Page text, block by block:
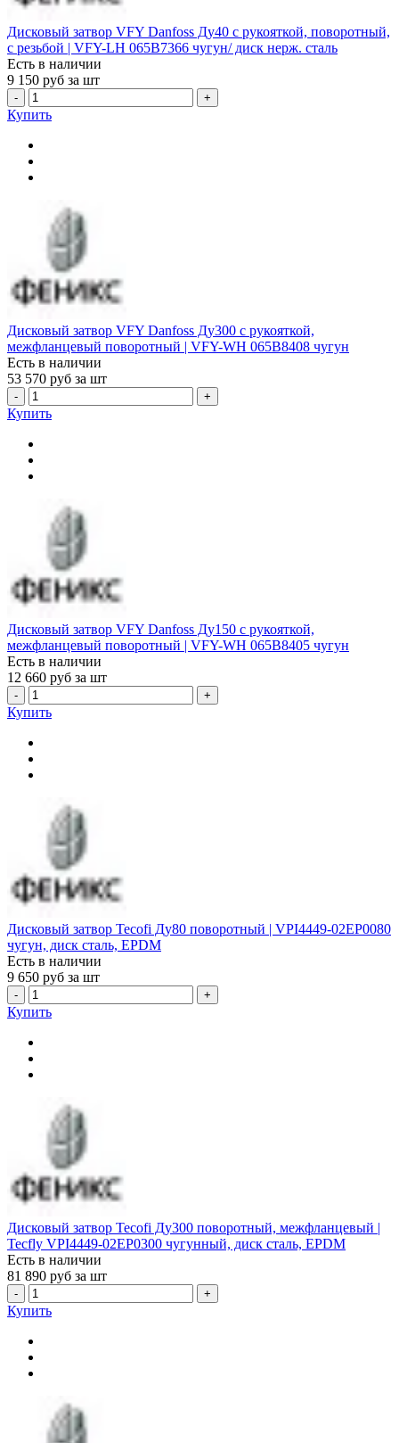
Дисковый затвор VFY Danfoss Ду40 с рукояткой, поворотный,
с резьбой | VFY-LH 065B7366 чугун/ диск нерж. сталь
Есть в наличии
9 150 руб за шт
- +
Купить
Дисковый затвор VFY Danfoss Ду300 с рукояткой,
межфланцевый поворотный | VFY-WH 065B8408 чугун
Есть в наличии
53 570 руб за шт
- +
Купить
Дисковый затвор VFY Danfoss Ду150 с рукояткой,
межфланцевый поворотный | VFY-WH 065B8405 чугун
Есть в наличии
12 660 руб за шт
- +
Купить
Дисковый затвор Tecofi Ду80 поворотный | VPI4449-02EP0080
чугун, диск сталь, EPDM
Есть в наличии
9 650 руб за шт
- +
Купить
Дисковый затвор Tecofi Ду300 поворотный, межфланцевый |
Tecfly VPI4449-02EP0300 чугунный, диск сталь, EPDM
Есть в наличии
81 890 руб за шт
- +
Купить